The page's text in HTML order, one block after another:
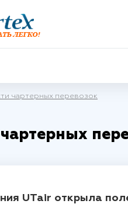
чартерных перевозок
UTair открыла